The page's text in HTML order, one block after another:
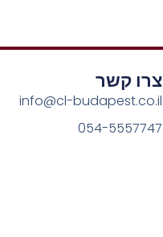
צרו קשר
info@cl-budapest.co.il
054-5557747